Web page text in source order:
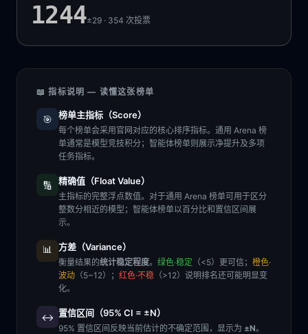
1244±29 · 354次投票
📖 指标说明 — 读懂这张榜单
🎯 榜单主指标（Score）
每个榜单会采用官网对应的核心排序指标。通用 Arena 榜
单通常是模型竞技积分；智能体榜单则展示净提升及多项
任务指标。
🔢 精确值（Float Value）
主指标的完整浮点数值。对于通用 Arena 榜单可用于区分
整数分相近的模型；智能体榜单以百分比和置信区间展
示。
📊 方差（Variance）
衡量结果的统计稳定程度。 绿色·稳定 （<5）更可信； 橙色·
波动 （5~12）； 红色·不稳 （>12）说明排名还可能明显变
化。
↔️ 置信区间（95% CI = ±N）
95% 置信区间反映当前估计的不确定范围，显示为 ±N。